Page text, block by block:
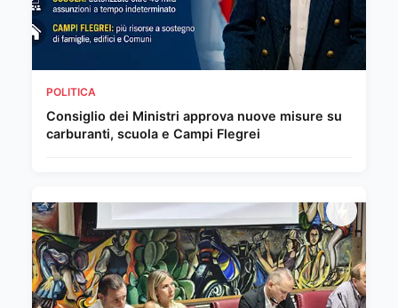
POLITICA
Consiglio dei Ministri approva nuove misure su
carburanti, scuola e Campi Flegrei